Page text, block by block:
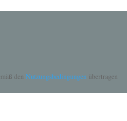
den Nutzungsbedingungen übertragen